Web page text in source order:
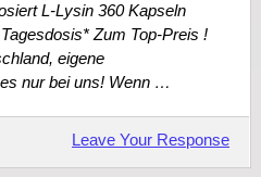
L-Lysin 360 Kapseln
Zum Top-Preis !
eigene
nur bei uns! Wenn …
Leave Your Response